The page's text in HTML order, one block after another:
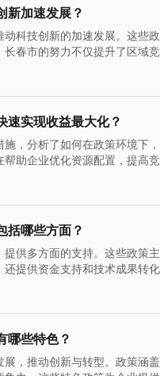
新加速发展？
科技创新的加速发展。这些
春市的努力不仅提升了区域
速实现收益最大化？
，分析了如何在政策环境下
助企业优化资源配置，提高
括哪些方面？
供多方面的支持。这些政策
提供资金支持和技术成果转
哪些特色？
，推动创新与转型。政策涵